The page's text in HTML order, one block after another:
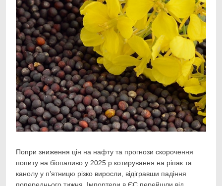
Попри зниження цін на нафту та прогнози скорочення
попиту на біопаливо у 2025 р котирування на ріпак та
канолу у п’ятницю різко виросли, відігравши падіння